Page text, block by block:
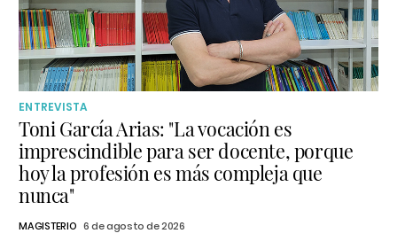
ENTREVISTA
Toni García Arias: "La vocación es
imprescindible para ser docente, porque
hoy la profesión es más compleja que
nunca"
MAGISTERIO 6 de agosto de 2026